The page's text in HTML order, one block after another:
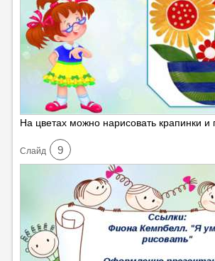
На цветах можно нарисовать крапинки и
Cлайд 9